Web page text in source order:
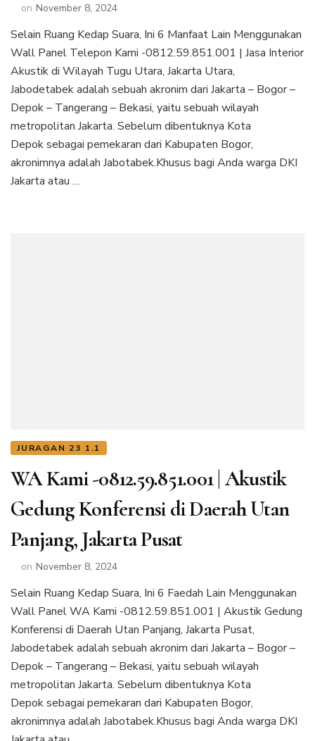
on November 8, 2024
Selain Ruang Kedap Suara, Ini 6 Manfaat Lain Menggunakan
Wall Panel Telepon Kami -0812.59.851.001 | Jasa Interior
Akustik di Wilayah Tugu Utara, Jakarta Utara,
Jabodetabek adalah sebuah akronim dari Jakarta – Bogor –
Depok – Tangerang – Bekasi, yaitu sebuah wilayah
metropolitan Jakarta. Sebelum dibentuknya Kota
Depok sebagai pemekaran dari Kabupaten Bogor,
akronimnya adalah Jabotabek.Khusus bagi Anda warga DKI
Jakarta atau …
JURAGAN 23 1.1
WA Kami -0812.59.851.001 | Akustik
Gedung Konferensi di Daerah Utan
Panjang, Jakarta Pusat
on November 8, 2024
Selain Ruang Kedap Suara, Ini 6 Faedah Lain Menggunakan
Wall Panel WA Kami -0812.59.851.001 | Akustik Gedung
Konferensi di Daerah Utan Panjang, Jakarta Pusat,
Jabodetabek adalah sebuah akronim dari Jakarta – Bogor –
Depok – Tangerang – Bekasi, yaitu sebuah wilayah
metropolitan Jakarta. Sebelum dibentuknya Kota
Depok sebagai pemekaran dari Kabupaten Bogor,
akronimnya adalah Jabotabek.Khusus bagi Anda warga DKI